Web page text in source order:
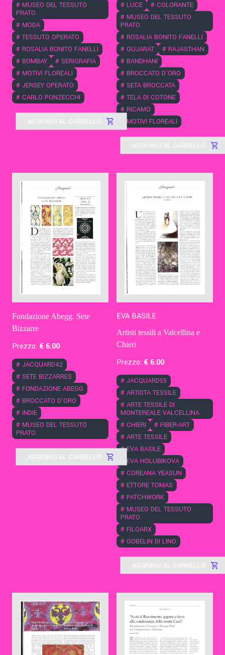
# MUSEO DEL TESSUTO
PRATO
# MODA
# TESSUTO OPERATO
# ROSALIA BONITO FANELLI
# BOMBAY # SERIGRAFIA
# MOTIVI FLOREALI
# JERSEY OPERATO
# CARLO PONZECCHI
AGGIUNGI AL CARRELLO
# LUCE # COLORANTE
# MUSEO DEL TESSUTO
PRATO
# ROSALIA BONITO FANELLI
# GUJARAT # RAJASTHAN
# BANDHANI
# BROCCATO D'ORO
# SETA BROCCATA
# TELA DI COTONE
# RICAMO
MOTIVI FLOREALI
AGGIUNGI AL CARRELLO
Fondazione Abegg. Sete
Bizzarre
Prezzo: € 6.00
# JACQUARD42
# SETE BIZZARRES
# FONDAZIONE ABEGG
# BROCCATO D'ORO
# INDIE
# MUSEO DEL TESSUTO
PRATO
AGGIUNGI AL CARRELLO
EVA BASILE
Artisti tessili a Valcellina e
Chieri
Prezzo: € 6.00
# JACQUARD55
# ARTISTA TESSILE
# ARTE TESSILE DI
MONTEREALE VALCELLINA
# CHIERI # FIBER-ART
# ARTE TESSILE
#EVA BASILE
EVA HOLUBIKOVA
# COREANA YEASUN
# ETTORE TOMAS
# PATCHWORK
# MUSEO DEL TESSUTO
PRATO
# FILOARX
# GOBELIN DI LINO
AGGIUNGI AL CARRELLO